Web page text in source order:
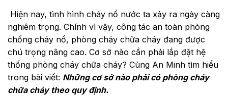
Hiện nay, tình hình cháy nổ nước ta xảy ra ngày càng
nghiêm trọng. Chính vì vậy, công tác an toàn phòng
chống cháy nổ, phòng cháy chữa cháy đang được
chú trọng nâng cao. Cơ sở nào cần phải lắp đặt hệ
thống phòng cháy chữa cháy? Cùng An Minh tìm hiểu
trong bài viết: Những cơ sở nào phải có phòng cháy
chữa cháy theo quy định.